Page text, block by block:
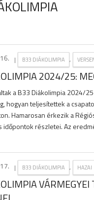
| B33 DIÁKOLIMPIA ,
2024/25:
a B33 Diákolimpia 2024/
hogyan teljesítettek a
Hamarosan érkezik a
részletei. Az
| B33 DIÁKOLIMPIA , HAZAI
VÁRMEGYEI